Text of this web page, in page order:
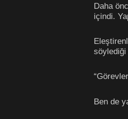
Daha
içindi.
söylediği
Ben de